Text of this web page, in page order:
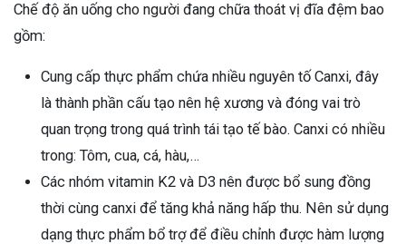
Chế độ ăn uống cho người đang chữa thoát vị đĩa đệm bao
gồm:
Cung cấp thực phẩm chứa nhiều nguyên tố Canxi, đây
là thành phần cấu tạo nên hệ xương và đóng vai trò
quan trọng trong quá trình tái tạo tế bào. Canxi có nhiều
trong: Tôm, cua, cá, hàu,…
Các nhóm vitamin K2 và D3 nên được bổ sung đồng
thời cùng canxi để tăng khả năng hấp thu. Nên sử dụng
dạng thực phẩm bổ trợ để điều chỉnh được hàm lượng